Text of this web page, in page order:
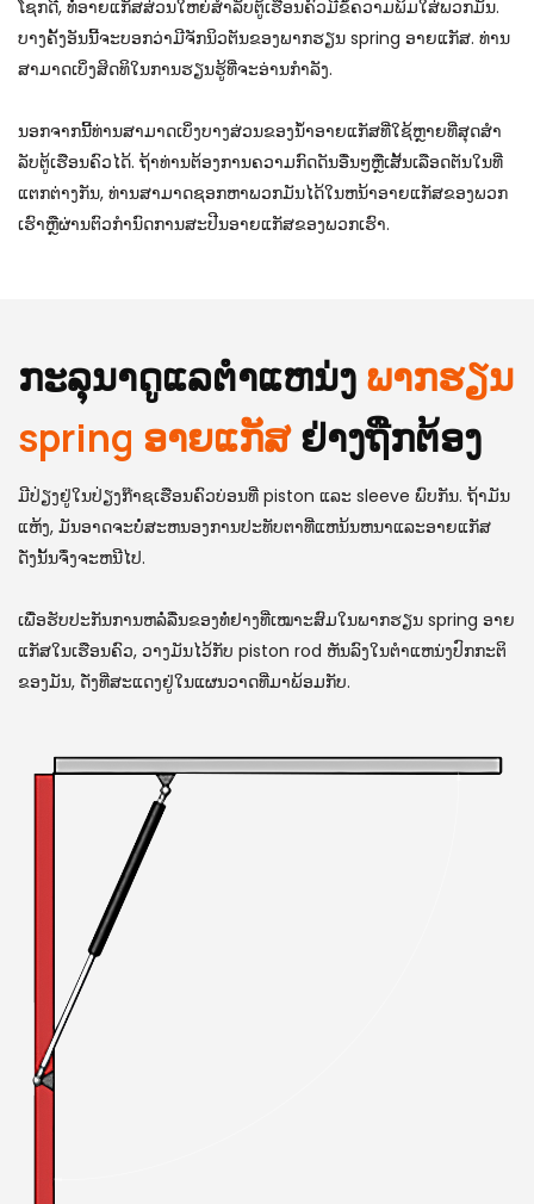
ໂຊກດີ, ທໍ່ອາຍແກັສສ່ວນໃຫຍ່ສໍາລັບຕູ້ເຮືອນຄົວມີຂໍ້ຄວາມພິມໃສ່ພວກມັນ.
ບາງຄັ້ງອັນນີ້ຈະບອກວ່າມີຈັກນິວຕັນຂອງພາກຮຽນ spring ອາຍແກັສ. ທ່ານ​
ສາ​ມາດ​ເບິ່ງ​ສິດ​ທິ​ໃນ​ການ​ຮຽນ​ຮູ້​ທີ່​ຈະ​ອ່ານ​ກໍາ​ລັງ​.
ນອກ​ຈາກ​ນີ້​ທ່ານ​ສາ​ມາດ​ເບິ່ງ​ບາງ​ສ່ວນ​ຂອງ​ນ​້​ໍ​າ​ອາຍ​ແກ​ັ​ສ​ທີ່​ໃຊ້​ຫຼາຍ​ທີ່​ສຸດ​ສໍາ​
ລັບ​ຕູ້​ເຮືອນ​ຄົວ​ໄດ້​. ຖ້າທ່ານຕ້ອງການຄວາມກົດດັນອື່ນໆຫຼືເສັ້ນເລືອດຕັນໃນທີ່
ແຕກຕ່າງກັນ, ທ່ານສາມາດຊອກຫາພວກມັນໄດ້ໃນຫນ້າອາຍແກັສຂອງພວກ
ເຮົາຫຼືຜ່ານຕົວກໍານົດການສະປີນອາຍແກັສຂອງພວກເຮົາ.
ກະລຸນາດູແລຕໍາແຫນ່ງ ພາກຮຽນ
spring ອາຍແກັສຢ່າງຖືກຕ້ອງ
ມີປ່ຽງຢູ່ໃນປ່ຽງກ໊າຊເຮືອນຄົວບ່ອນທີ່ piston ແລະ sleeve ພົບກັນ. ຖ້າມັນ
ແຫ້ງ, ມັນອາດຈະບໍ່ສະຫນອງການປະທັບຕາທີ່ແຫນ້ນຫນາແລະອາຍແກັສ
ດັ່ງນັ້ນຈຶ່ງຈະຫນີໄປ.
ເພື່ອຮັບປະກັນການຫລໍ່ລື່ນຂອງທໍ່ຢາງທີ່ເໝາະສົມໃນພາກຮຽນ spring ອາຍ
ແກັສໃນເຮືອນຄົວ, ວາງມັນໄວ້ກັບ piston rod ຫັນລົງໃນຕໍາແຫນ່ງປົກກະຕິ
ຂອງມັນ, ດັ່ງທີ່ສະແດງຢູ່ໃນແຜນວາດທີ່ມາພ້ອມກັບ.